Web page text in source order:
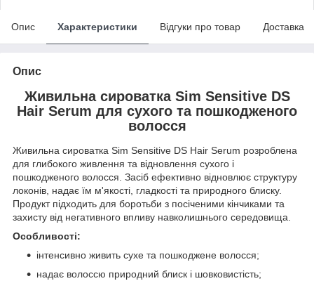
Опис Характеристики Відгуки про товар Доставка
Опис
Живильна сироватка Sim Sensitive DS
Hair Serum для сухого та пошкодженого
волосся
Живильна сироватка Sim Sensitive DS Hair Serum розроблена
для глибокого живлення та відновлення сухого і
пошкодженого волосся. Засіб ефективно відновлює структуру
локонів, надає їм м'якості, гладкості та природного блиску.
Продукт підходить для боротьби з посіченими кінчиками та
захисту від негативного впливу навколишнього середовища.
Особливості:
інтенсивно живить сухе та пошкоджене волосся;
надає волоссю природний блиск і шовковистість;